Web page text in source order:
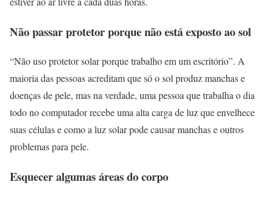
Não passar protetor porque não está exposto ao sol
“Não uso protetor solar porque trabalho em um escritório”. A
maioria das pessoas acreditam que só o sol produz manchas e
doenças de pele, mas na verdade, uma pessoa que trabalha o dia
todo no computador recebe uma alta carga de luz que envelhece
suas células e como a luz solar pode causar manchas e outros
problemas para pele.
Esquecer algumas áreas do corpo